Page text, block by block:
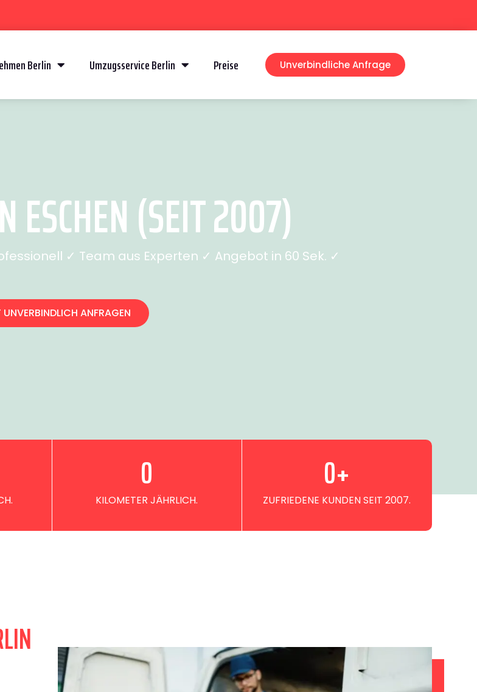
Berlin Umzugsservice Berlin Preise Unverbindliche Anfrage
ESCHEN (SEIT 2007)
✓ Team aus Experten ✓ Angebot in 60 Sek. ✓
UNVERBINDLICH ANFRAGEN
KILOMETER JÄHRLICH.
0
ZUFRIEDENE KUNDEN SEIT 2007.
0+